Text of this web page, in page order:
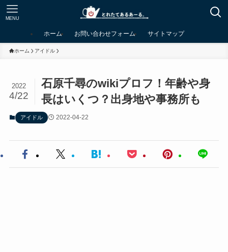
MENU
ホーム お問い合わせフォーム サイトマップ
ホーム アイドル
石原千尋のwikiプロフ！年齢や身
長はいくつ？出身地や事務所も
2022
4/22
アイドル 2022-04-22